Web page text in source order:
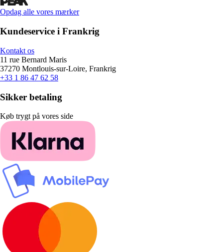
Opdag alle vores mærker
Kundeservice i Frankrig
Kontakt os
11 rue Bernard Maris
37270 Montlouis-sur-Loire, Frankrig
+33 1 86 47 62 58
Sikker betaling
Køb trygt på vores side